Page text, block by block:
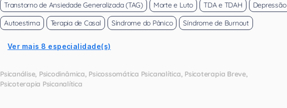
Transtorno de Ansiedade Generalizada (TAG)
Morte e Luto TDA e TDAH
Depressão
Autoestima
Terapia de Casal Síndrome do Pânico Síndrome de Burnout
Ver mais 8 especialidade(s)
Psicanálise Psicodinâmica Psicossomática Psicanalítica Psicoterapia Breve
Psicoterapia Psicanalítica